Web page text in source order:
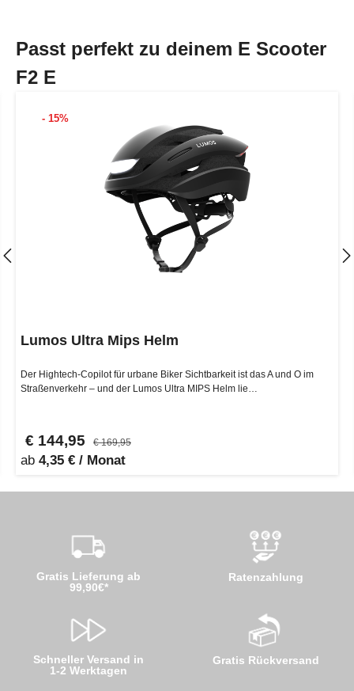
Passt perfekt zu deinem E Scooter
F2 E
- 15%
Lumos Ultra Mips Helm
Der Hightech-Copilot für urbane Biker Sichtbarkeit ist das A und O im
Straßenverkehr – und der Lumos Ultra MIPS Helm lie…
€ 144,95 € 169,95
ab 4,35 € / Monat
Gratis Lieferung ab
99,90€*
Schneller Versand in
1-2 Werktagen
Ratenzahlung
Gratis Rückversand